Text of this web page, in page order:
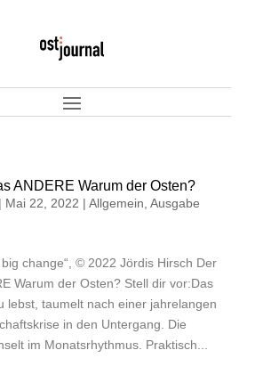
ANDERE Warum der Osten?
Mai 22, 2022 | Allgemein Ausgabe
big change“, © 2022 Jördis Hirsch Der
Warum der Osten? Stell dir vor:Das
lebst, taumelt nach einer jahrelangen
in den Untergang. Die
im Monatsrhythmus. Praktisch...